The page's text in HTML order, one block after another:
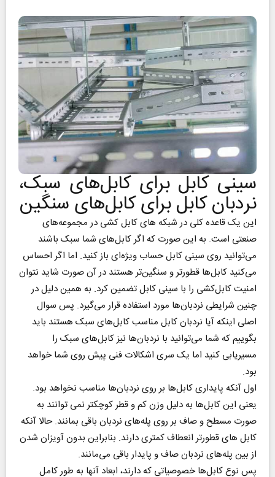
سینی کابل برای کابل‌های سبک،
نردبان کابل برای کابل‌های سنگین
این یک قاعده کلی در شبکه های کابل کشی در مجموعه‌های
صنعتی است. به این صورت که اگر کابل‌های شما سبک باشند
می‌توانید روی سینی کابل حساب ویژه‌ای باز کنید. اما اگر احساس
می‌کنید کابل‌ها قطورتر و سنگین‌تر هستند در آن صورت شاید نتوان
امنیت کابل‌کشی را با سینی کابل تضمین کرد. به همین دلیل در
چنین شرایطی نردبان‌ها مورد استفاده قرار می‌گیرد. پس سوال
اصلی اینکه آیا نردبان کابل مناسب کابل‌های سبک هستند باید
بگوییم که شما می‌توانید با نردبان‌ها نیز کابل‌های سبک را
مسیریابی کنید اما یک سری اشکالات فنی پیش روی شما خواهد
بود.
اول آنکه پایداری کابل‌ها بر روی نردبان‌ها مناسب نخواهد بود.
یعنی این کابل‌ها به دلیل وزن کم و قطر کوچکتر نمی توانند به
صورت مسطح و صاف بر روی پله‌های نردبان باقی بمانند. حالا آنکه
کابل های قطورتر انعطاف کمتری دارند. بنابراین بدون آویزان شدن
از بین پله‌های نردبان صاف و پایدار باقی می‌مانند.
پس نوع کابل‌ها خصوصیاتی که دارند، ابعاد آنها به طور کامل